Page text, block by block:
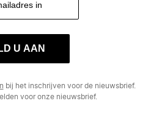
U AAN
bij het inschrijven voor de nieuwsbrief.
voor onze nieuwsbrief.